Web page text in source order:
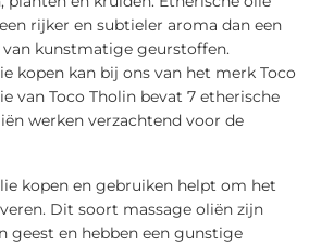
rijker en subtieler aroma dan een
van kunstmatige geurstoffen.
kopen kan bij ons van het merk Toco
van Toco Tholin bevat 7 etherische
werken verzachtend voor de
kopen en gebruiken helpt om het
Dit soort massage oliën zijn
geest en hebben een gunstige